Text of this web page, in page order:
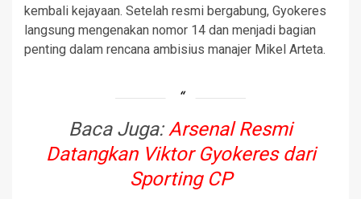
kembali kejayaan. Setelah resmi bergabung, Gyokeres
langsung mengenakan nomor 14 dan menjadi bagian
penting dalam rencana ambisius manajer Mikel Arteta.
Baca Juga:Arsenal Resmi
Datangkan Viktor Gyokeres dari
Sporting CP